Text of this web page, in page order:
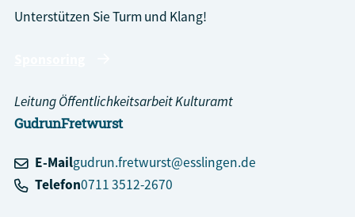
Unterstützen Sie Turm und Klang!
GudrunFretwurst
Leitung Öffentlichkeitsarbeit Kulturamt
E-Mailgudrun.fretwurst@esslingen.de
Telefon0711 3512-2670